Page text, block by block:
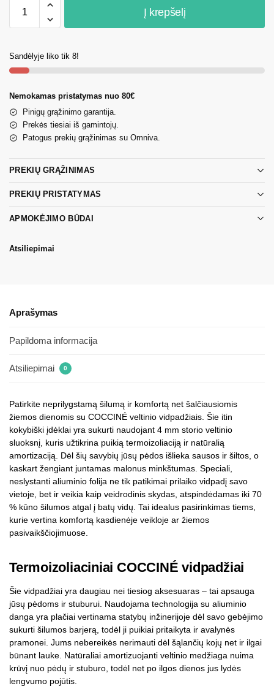
Į krepšelį
Sandėlyje liko tik 8!
Nemokamas pristatymas nuo 80€
Pinigų grąžinimo garantija.
Prekės tiesiai iš gamintojų.
Patogus prekių grąžinimas su Omniva.
PREKIŲ GRĄŽINIMAS
PREKIŲ PRISTATYMAS
APMOKĖJIMO BŪDAI
Atsiliepimai
Aprašymas
Papildoma informacija
Atsiliepimai 0
Patirkite neprilygstamą šilumą ir komfortą net šalčiausiomis
žiemos dienomis su COCCINÉ veltinio vidpadžiais. Šie itin
kokybiški įdėklai yra sukurti naudojant 4 mm storio veltinio
sluoksnį, kuris užtikrina puikią termoizoliaciją ir natūralią
amortizaciją. Dėl šių savybių jūsų pėdos išlieka sausos ir šiltos, o
kaskart žengiant juntamas malonus minkštumas. Speciali,
neslystanti aliuminio folija ne tik patikimai prilaiko vidpadį savo
vietoje, bet ir veikia kaip veidrodinis skydas, atspindėdamas iki 70
% kūno šilumos atgal į batų vidų. Tai idealus pasirinkimas tiems,
kurie vertina komfortą kasdienėje veikloje ar žiemos
pasivaikščiojimuose.
Termoizoliaciniai COCCINÉ vidpadžiai
Šie vidpadžiai yra daugiau nei tiesiog aksesuaras – tai apsauga
jūsų pėdoms ir stuburui. Naudojama technologija su aliuminio
danga yra plačiai vertinama statybų inžinerijoje dėl savo gebėjimo
sukurti šilumos barjerą, todėl ji puikiai pritaikyta ir avalynės
pramonei. Jums nebereikės nerimauti dėl šąlančių kojų net ir ilgai
būnant lauke. Natūraliai amortizuojanti veltinio medžiaga nuima
krūvį nuo pėdų ir stuburo, todėl net po ilgos dienos jus lydės
lengvumo pojūtis.